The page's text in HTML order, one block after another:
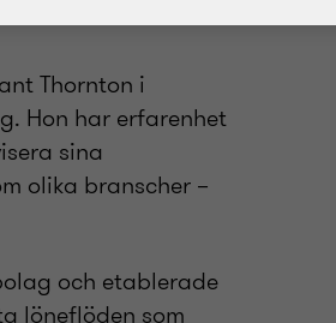
Thornton i
Hon har erfarenhet
sina
olika branscher –
och etablerade
löneflöden som